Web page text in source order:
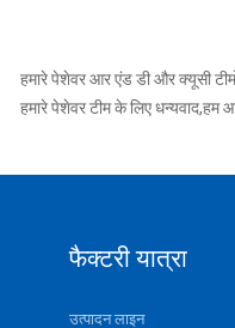
हमारे पेशेवर आर एंड डी और क्यूसी
हमारे पेशेवर टीम के लिए
फैक्टरी यात्रा
उत्पादन लाइन